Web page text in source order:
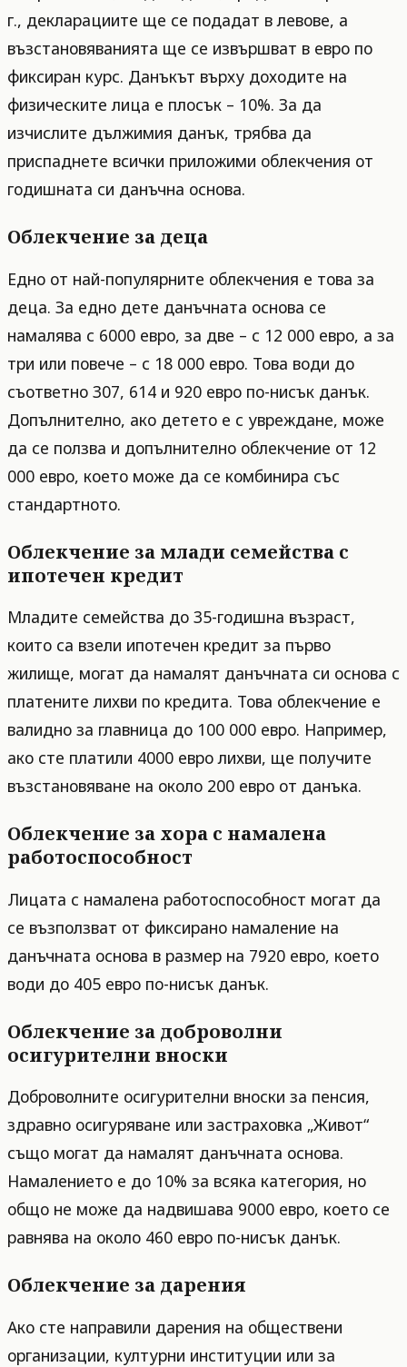
г., декларациите ще се подадат в левове, а
възстановяванията ще се извършват в евро по
фиксиран курс. Данъкът върху доходите на
физическите лица е плосък – 10%. За да
изчислите дължимия данък, трябва да
приспаднете всички приложими облекчения от
годишната си данъчна основа.
Облекчение за деца
Едно от най-популярните облекчения е това за
деца. За едно дете данъчната основа се
намалява с 6000 евро, за две – с 12 000 евро, а за
три или повече – с 18 000 евро. Това води до
съответно 307, 614 и 920 евро по-нисък данък.
Допълнително, ако детето е с увреждане, може
да се ползва и допълнително облекчение от 12
000 евро, което може да се комбинира със
стандартното.
Облекчение за млади семейства с
ипотечен кредит
Младите семейства до 35-годишна възраст,
които са взели ипотечен кредит за първо
жилище, могат да намалят данъчната си основа с
платените лихви по кредита. Това облекчение е
валидно за главница до 100 000 евро. Например,
ако сте платили 4000 евро лихви, ще получите
възстановяване на около 200 евро от данъка.
Облекчение за хора с намалена
работоспособност
Лицата с намалена работоспособност могат да
се възползват от фиксирано намаление на
данъчната основа в размер на 7920 евро, което
води до 405 евро по-нисък данък.
Облекчение за доброволни
осигурителни вноски
Доброволните осигурителни вноски за пенсия,
здравно осигуряване или застраховка „Живот“
също могат да намалят данъчната основа.
Намалението е до 10% за всяка категория, но
общо не може да надвишава 9000 евро, което се
равнява на около 460 евро по-нисък данък.
Облекчение за дарения
Ако сте направили дарения на обществени
организации, културни институции или за